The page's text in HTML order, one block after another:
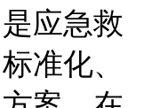
应急救
准化、